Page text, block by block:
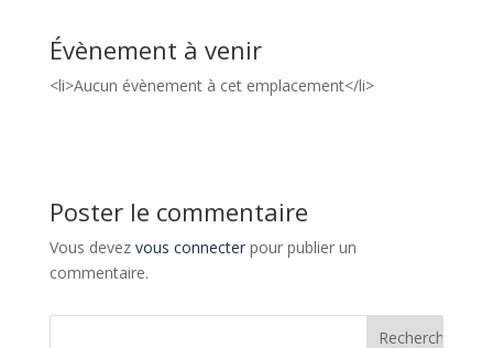
Évènement à venir
<li>Aucun évènement à cet emplacement</li>
Poster le commentaire
Vous devez vous connecterpour publier un
commentaire.